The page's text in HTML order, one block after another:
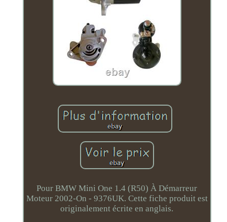
Pour BMW Mini One 1.4 (R50) À Démarreur
Moteur 2002-On - 9376UK. Cette fiche produit est
originalement écrite en anglais.